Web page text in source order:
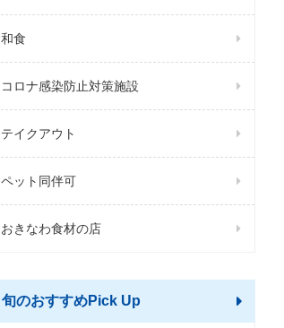
和食
コロナ感染防止対策施設
テイクアウト
ペット同伴可
おきなわ食材の店
旬のおすすめPick Up